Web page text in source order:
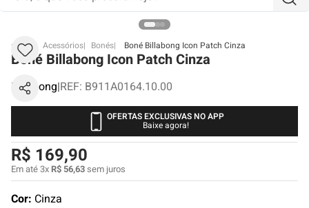
BB Acessórios Bonés Boné Billabong Icon Patch Cinza
Boné Billabong Icon Patch Cinza
Billabong|REF: B911A0164.10.00
OFERTAS EXCLUSIVAS NO APP
Baixe agora!
R$ 169,90
Em até3xR$ 56,63sem juros
Cor: Cinza
termos mais buscados
1º
moletom
2º
regata
4º
boardshort
5º
camiseta
6º
jaqueta